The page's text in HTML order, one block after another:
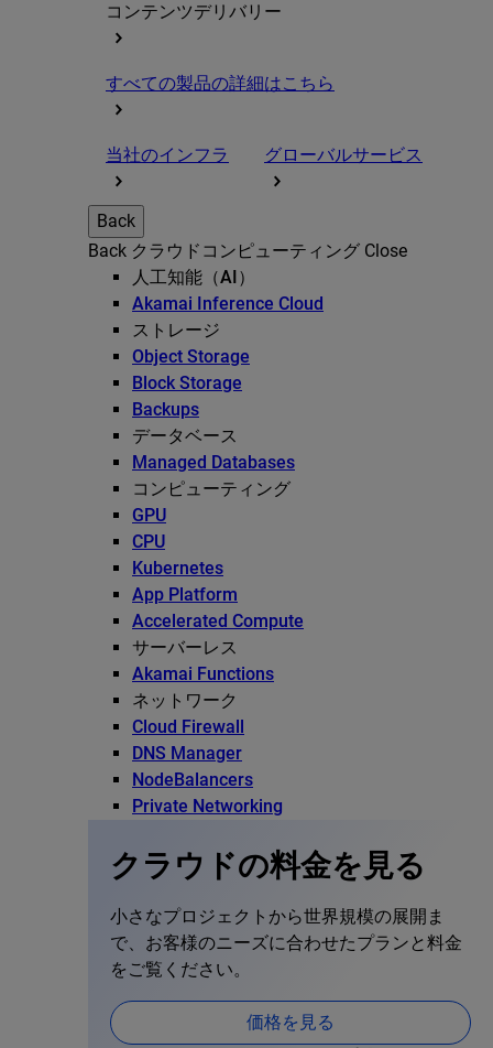
コンテンツデリバリー
すべての製品の詳細はこちら
当社のインフラ グローバルサービス
Back
Back クラウドコンピューティング Close
人工知能（AI）
Akamai Inference Cloud
ストレージ
Object Storage
Block Storage
Backups
データベース
Managed Databases
コンピューティング
GPU
CPU
Kubernetes
App Platform
Accelerated Compute
サーバーレス
Akamai Functions
ネットワーク
Cloud Firewall
DNS Manager
NodeBalancers
Private Networking
クラウドの料金を見る
小さなプロジェクトから世界規模の展開ま
で、お客様のニーズに合わせたプランと料金
をご覧ください。
価格を見る